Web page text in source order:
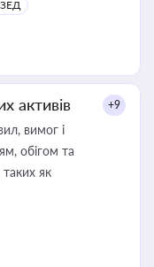
активів +9
вимог і
обігом та
таких як